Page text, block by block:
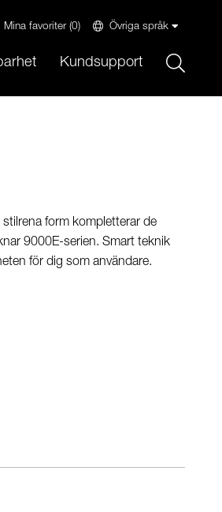
Mina favoriter(0) Övriga språk
Kundsupport
form kompletterar de
9000E-serien. Smart teknik
för dig som användare.